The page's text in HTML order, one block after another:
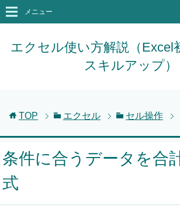
エクセル使い方解説（Excel
スキルアップ）
メニュー
TOP エクセル セル操作
条件に合うデータを合
式